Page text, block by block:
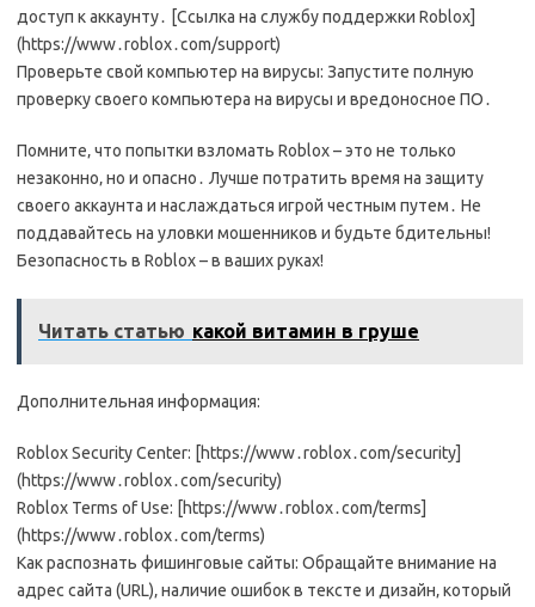
доступ к аккаунту․ [Ссылка на службу поддержки Roblox]
(https://www․roblox․com/support)
Проверьте свой компьютер на вирусы: Запустите полную
проверку своего компьютера на вирусы и вредоносное ПО․
Помните‚ что попытки взломать Roblox – это не только
незаконно‚ но и опасно․ Лучше потратить время на защиту
своего аккаунта и наслаждаться игрой честным путем․ Не
поддавайтесь на уловки мошенников и будьте бдительны!
Безопасность в Roblox – в ваших руках!
Читать статью какой витамин в груше
Дополнительная информация:
Roblox Security Center: [https://www․roblox․com/security]
(https://www․roblox․com/security)
Roblox Terms of Use: [https://www․roblox․com/terms]
(https://www․roblox․com/terms)
Как распознать фишинговые сайты: Обращайте внимание на
адрес сайта (URL)‚ наличие ошибок в тексте и дизайн‚ который